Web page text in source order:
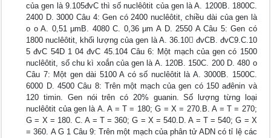
của gen là 9.105đvC thì số nuclêôtit của gen là A. 1200B. 1800C.
2400 D. 3000 Câu 4: Gen có 2400 nuclêôtit, chiều dài của gen là
o o A. 0,51 μmB. 4080 C. 0,36 μm A D. 2550 A Câu 5: Gen có
1800 nuclêôtit, khối lượng của gen là A. 36.10 đvCB. đvC9.C.10
5 đvC 54D 1 04 đvC 45.104 Câu 6: Một mạch của gen có 1500
nuclêôtit, số chu kì xoắn của gen là A. 120B. 150C. 200 D. 480 o
Câu 7: Một gen dài 5100 A có số nuclêôtit là A. 3000B. 1500C.
6000 D. 4500 Câu 8: Trên một mạch của gen có 150 ađênin và
120 timin. Gen nói trên có 20% guanin. Số lượng từng loại
nuclêôtit của gen là A. A = T = 180; G = X = 270.B. A = T = 270;
G = X = 180. C. A = T = 360; G = X = 540.D. A = T = 540; G = X
= 360. A G 1 Câu 9: Trên một mạch của phân tử ADN có tỉ lệ các